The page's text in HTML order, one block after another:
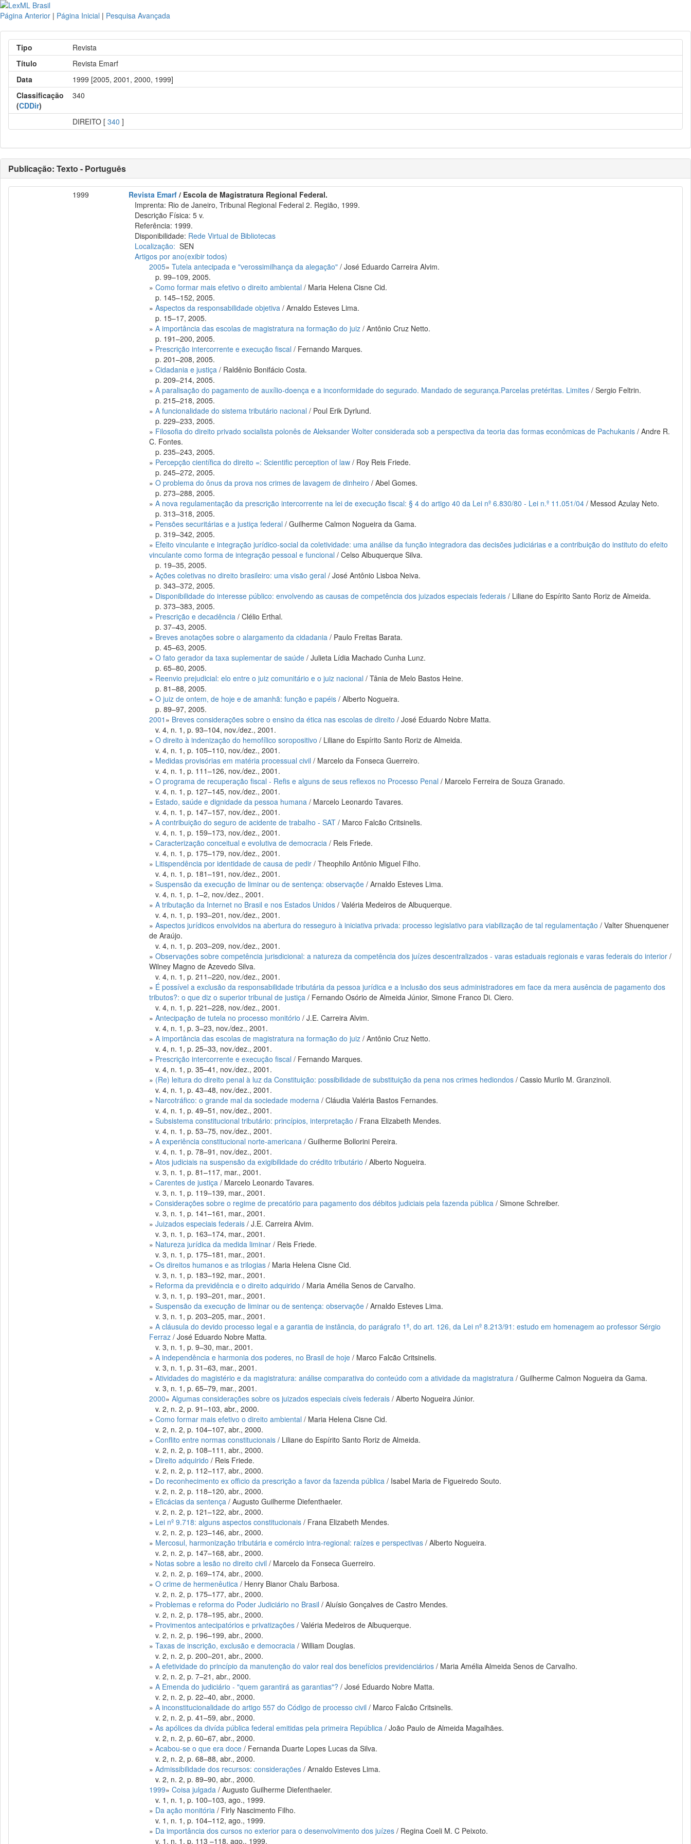
Página Anterior | Página Inicial | Pesquisa Avançada
Tipo
Revista
Título
Revista Emarf
Data
1999 [2005, 2001, 2000, 1999]
Classificação
(CDDir)
340
DIREITO [340 ]
Publicação: Texto - Português
1999 Revista Emarf / Escola de Magistratura Regional Federal.
Imprenta: Rio de Janeiro, Tribunal Regional Federal 2. Região, 1999.
Descrição Física: 5 v.
Referência: 1999.
Disponibilidade: Rede Virtual de Bibliotecas
Localização: SEN
Artigos por ano(exibir todos)
2005»Tutela antecipada e "verossimilhança da alegação" / José Eduardo Carreira Alvim.
p. 99–109, 2005.
»Como formar mais efetivo o direito ambiental / Maria Helena Cisne Cid.
p. 145–152, 2005.
»Aspectos da responsabilidade objetiva / Arnaldo Esteves Lima.
p. 15–17, 2005.
»A importância das escolas de magistratura na formação do juiz / Antônio Cruz Netto.
p. 191–200, 2005.
» Prescrição intercorrente e execução fiscal / Fernando Marques.
p. 201–208, 2005.
»Cidadania e justiça / Raldênio Bonifácio Costa.
p. 209–214, 2005.
»A paralisação do pagamento de auxílio-doença e a inconformidade do segurado. Mandado de segurança.Parcelas pretéritas. Limites / Sergio Feltrin.
p. 215–218, 2005.
»A funcionalidade do sistema tributário nacional / Poul Erik Dyrlund.
p. 229–233, 2005.
» Filosofia do direito privado socialista polonês de Aleksander Wolter considerada sob a perspectiva da teoria das formas econômicas de Pachukanis / Andre R.
C. Fontes.
p. 235–243, 2005.
» Percepção científica do direito =: Scientific perception of law / Roy Reis Friede.
p. 245–272, 2005.
»O problema do ônus da prova nos crimes de lavagem de dinheiro / Abel Gomes.
p. 273–288, 2005.
»A nova regulamentação da prescrição intercorrente na lei de execução fiscal: § 4 do artigo 40 da Lei nº 6.830/80 - Lei n.º 11.051/04 / Messod Azulay Neto.
p. 313–318, 2005.
» Pensões securitárias e a justiça federal / Guilherme Calmon Nogueira da Gama.
p. 319–342, 2005.
» Efeito vinculante e integração jurídico-social da coletividade: uma análise da função integradora das decisões judiciárias e a contribuição do instituto do efeito
vinculante como forma de integração pessoal e funcional / Celso Albuquerque Silva.
p. 19–35, 2005.
»Ações coletivas no direito brasileiro: uma visão geral / José Antônio Lisboa Neiva.
p. 343–372, 2005.
» Disponibilidade do interesse público: envolvendo as causas de competência dos juizados especiais federais / Liliane do Espírito Santo Roriz de Almeida.
p. 373–383, 2005.
» Prescrição e decadência / Clélio Erthal.
p. 37–43, 2005.
» Breves anotações sobre o alargamento da cidadania / Paulo Freitas Barata.
p. 45–63, 2005.
»O fato gerador da taxa suplementar de saúde / Julieta Lídia Machado Cunha Lunz.
p. 65–80, 2005.
» Reenvio prejudicial: elo entre o juiz comunitário e o juiz nacional / Tânia de Melo Bastos Heine.
p. 81–88, 2005.
»O juiz de ontem, de hoje e de amanhã: função e papéis / Alberto Nogueira.
p. 89–97, 2005.
2001 » Breves considerações sobre o ensino da ética nas escolas de direito / José Eduardo Nobre Matta.
v. 4, n. 1, p. 93–104, nov./dez., 2001.
»O direito à indenização do hemofílico soropositivo / Liliane do Espírito Santo Roriz de Almeida.
v. 4, n. 1, p. 105–110, nov./dez., 2001.
» Medidas provisórias em matéria processual civil / Marcelo da Fonseca Guerreiro.
v. 4, n. 1, p. 111–126, nov./dez., 2001.
»O programa de recuperação fiscal - Refis e alguns de seus reflexos no Processo Penal / Marcelo Ferreira de Souza Granado.
v. 4, n. 1, p. 127–145, nov./dez., 2001.
» Estado, saúde e dignidade da pessoa humana / Marcelo Leonardo Tavares.
v. 4, n. 1, p. 147–157, nov./dez., 2001.
»A contribuição do seguro de acidente de trabalho - SAT / Marco Falcão Critsinelis.
v. 4, n. 1, p. 159–173, nov./dez., 2001.
»Caracterização conceitual e evolutiva de democracia / Reis Friede.
v. 4, n. 1, p. 175–179, nov./dez., 2001.
» Litispendência por identidade de causa de pedir / Theophilo Antônio Miguel Filho.
v. 4, n. 1, p. 181–191, nov./dez., 2001.
»Suspensão da execução de liminar ou de sentença: observaçõe / Arnaldo Esteves Lima.
v. 4, n. 1, p. 1–2, nov./dez., 2001.
»A tributação da Internet no Brasil e nos Estados Unidos / Valéria Medeiros de Albuquerque.
v. 4, n. 1, p. 193–201, nov./dez., 2001.
»Aspectos jurídicos envolvidos na abertura do resseguro à iniciativa privada: processo legislativo para viabilização de tal regulamentação / Valter Shuenquener
de Araújo.
v. 4, n. 1, p. 203–209, nov./dez., 2001.
»Observações sobre competência jurisdicional: a natureza da competência dos juízes descentralizados - varas estaduais regionais e varas federais do interior /
Wilney Magno de Azevedo Silva.
v. 4, n. 1, p. 211–220, nov./dez., 2001.
» É possível a exclusão da responsabilidade tributária da pessoa jurídica e a inclusão dos seus administradores em face da mera ausência de pagamento dos
tributos?: o que diz o superior tribunal de justiça / Fernando Osório de Almeida Júnior, Simone Franco Di. Ciero.
v. 4, n. 1, p. 221–228, nov./dez., 2001.
»Antecipação de tutela no processo monitório / J.E. Carreira Alvim.
v. 4, n. 1, p. 3–23, nov./dez., 2001.
»A importância das escolas de magistratura na formação do juiz / Antônio Cruz Netto.
v. 4, n. 1, p. 25–33, nov./dez., 2001.
» Prescrição intercorrente e execução fiscal / Fernando Marques.
v. 4, n. 1, p. 35–41, nov./dez., 2001.
» (Re) leitura do direito penal à luz da Constituição: possibilidade de substituição da pena nos crimes hediondos / Cassio Murilo M. Granzinoli.
v. 4, n. 1, p. 43–48, nov./dez., 2001.
» Narcotráfico: o grande mal da sociedade moderna / Cláudia Valéria Bastos Fernandes.
v. 4, n. 1, p. 49–51, nov./dez., 2001.
»Subsistema constitucional tributário: princípios, interpretação / Frana Elizabeth Mendes.
v. 4, n. 1, p. 53–75, nov./dez., 2001.
»A experiência constitucional norte-americana / Guilherme Bollorini Pereira.
v. 4, n. 1, p. 78–91, nov./dez., 2001.
»Atos judiciais na suspensão da exigibilidade do crédito tributário / Alberto Nogueira.
v. 3, n. 1, p. 81–117, mar., 2001.
»Carentes de justiça / Marcelo Leonardo Tavares.
v. 3, n. 1, p. 119–139, mar., 2001.
»Considerações sobre o regime de precatório para pagamento dos débitos judiciais pela fazenda pública / Simone Schreiber.
v. 3, n. 1, p. 141–161, mar., 2001.
»Juizados especiais federais / J.E. Carreira Alvim.
v. 3, n. 1, p. 163–174, mar., 2001.
» Natureza jurídica da medida liminar / Reis Friede.
v. 3, n. 1, p. 175–181, mar., 2001.
»Os direitos humanos e as trilogias / Maria Helena Cisne Cid.
v. 3, n. 1, p. 183–192, mar., 2001.
» Reforma da previdência e o direito adquirido / Maria Amélia Senos de Carvalho.
v. 3, n. 1, p. 193–201, mar., 2001.
»Suspensão da execução de liminar ou de sentença: observaçõe / Arnaldo Esteves Lima.
v. 3, n. 1, p. 203–205, mar., 2001.
»A cláusula do devido processo legal e a garantia de instância, do parágrafo 1º, do art. 126, da Lei nº 8.213/91: estudo em homenagem ao professor Sérgio
Ferraz / José Eduardo Nobre Matta.
v. 3, n. 1, p. 9–30, mar., 2001.
»A independência e harmonia dos poderes, no Brasil de hoje / Marco Falcão Critsinelis.
v. 3, n. 1, p. 31–63, mar., 2001.
»Atividades do magistério e da magistratura: análise comparativa do conteúdo com a atividade da magistratura / Guilherme Calmon Nogueira da Gama.
v. 3, n. 1, p. 65–79, mar., 2001.
2000»Algumas considerações sobre os juizados especiais cíveis federais / Alberto Nogueira Júnior.
v. 2, n. 2, p. 91–103, abr., 2000.
»Como formar mais efetivo o direito ambiental / Maria Helena Cisne Cid.
v. 2, n. 2, p. 104–107, abr., 2000.
»Conflito entre normas constitucionais / Liliane do Espírito Santo Roriz de Almeida.
v. 2, n. 2, p. 108–111, abr., 2000.
» Direito adquirido / Reis Friede.
v. 2, n. 2, p. 112–117, abr., 2000.
» Do reconhecimento ex officio da prescrição a favor da fazenda pública / Isabel Maria de Figueiredo Souto.
v. 2, n. 2, p. 118–120, abr., 2000.
» Eficácias da sentença / Augusto Guilherme Diefenthaeler.
v. 2, n. 2, p. 121–122, abr., 2000.
» Lei nº 9.718: alguns aspectos constitucionais / Frana Elizabeth Mendes.
v. 2, n. 2, p. 123–146, abr., 2000.
» Mercosul, harmonização tributária e comércio intra-regional: raízes e perspectivas / Alberto Nogueira.
v. 2, n. 2, p. 147–168, abr., 2000.
» Notas sobre a lesão no direito civil / Marcelo da Fonseca Guerreiro.
v. 2, n. 2, p. 169–174, abr., 2000.
»O crime de hermenêutica / Henry Bianor Chalu Barbosa.
v. 2, n. 2, p. 175–177, abr., 2000.
» Problemas e reforma do Poder Judiciário no Brasil / Aluísio Gonçalves de Castro Mendes.
v. 2, n. 2, p. 178–195, abr., 2000.
» Provimentos antecipatórios e privatizações / Valéria Medeiros de Albuquerque.
v. 2, n. 2, p. 196–199, abr., 2000.
»Taxas de inscrição, exclusão e democracia / William Douglas.
v. 2, n. 2, p. 200–201, abr., 2000.
»A efetividade do princípio da manutenção do valor real dos benefícios previdenciários / Maria Amélia Almeida Senos de Carvalho.
v. 2, n. 2, p. 7–21, abr., 2000.
»A Emenda do judiciário - "quem garantirá as garantias"? / José Eduardo Nobre Matta.
v. 2, n. 2, p. 22–40, abr., 2000.
»A inconstitucionalidade do artigo 557 do Código de processo civil / Marco Falcão Critsinelis.
v. 2, n. 2, p. 41–59, abr., 2000.
»As apólices da divída pública federal emitidas pela primeira República / João Paulo de Almeida Magalhães.
v. 2, n. 2, p. 60–67, abr., 2000.
»Acabou-se o que era doce / Fernanda Duarte Lopes Lucas da Silva.
v. 2, n. 2, p. 68–88, abr., 2000.
»Admissibilidade dos recursos: considerações / Arnaldo Esteves Lima.
v. 2, n. 2, p. 89–90, abr., 2000.
1999»Coisa julgada / Augusto Guilherme Diefenthaeler.
v. 1, n. 1, p. 100–103, ago., 1999.
» Da ação monitória / Firly Nascimento Filho.
v. 1, n. 1, p. 104–112, ago., 1999.
» Da importância dos cursos no exterior para o desenvolvimento dos juízes / Regina Coeli M. C Peixoto.
v. 1, n. 1, p. 113 –118, ago., 1999.